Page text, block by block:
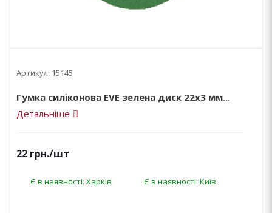
Артикул: 15145
Гумка силіконова EVE зелена диск 22х3 мм...
Детальніше
22 грн./шт
Є в наявності: Харків Є в наявності: Київ